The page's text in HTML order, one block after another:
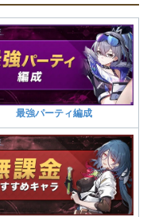
最強パーティ編成